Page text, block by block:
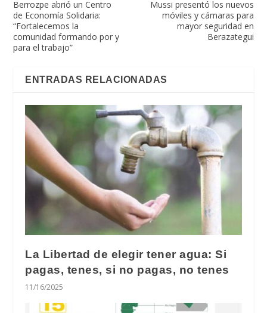
Berrozpe abrió un Centro
de Economía Solidaria:
“Fortalecemos la
comunidad formando por y
para el trabajo”
Mussi presentó los nuevos
móviles y cámaras para
mayor seguridad en
Berazategui
ENTRADAS RELACIONADAS
La Libertad de elegir tener agua: Si
pagas, tenes, si no pagas, no tenes
11/16/2025